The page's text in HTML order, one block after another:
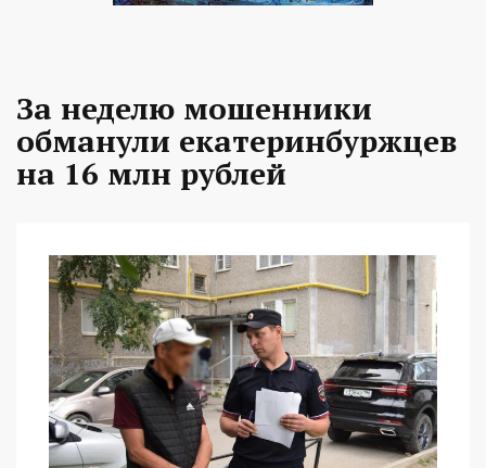
За неделю мошенники
обманули екатеринбуржцев
на 16 млн рублей